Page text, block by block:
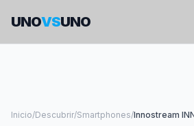
UNOVSUNO
Inicio/Descubrir/Smartphones/Innostream